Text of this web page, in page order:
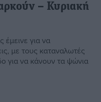
– Κυριακή
για να
με τους καταναλωτές
για να κάνουν τα ψώνια